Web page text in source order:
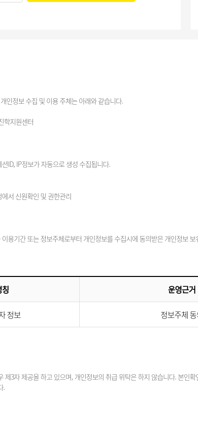
인정보 수집 및 이용 주체는 아래와 같습니다.
학지원센터
ID, IP정보가 자동으로 생성 수집됩니다.
서 신원확인 및 권한관리
용기간 또는 정보주체로부터 개인정보를 수집시에 동의받은 개인정보
운영근거
정보 정보주체
3자 제공을 하고 있으며, 개인정보의 취급 위탁은 하지 않습니다. 본
.